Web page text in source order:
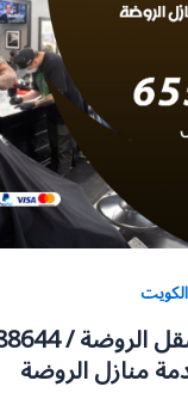
صالون رجالي
منازل الروضة